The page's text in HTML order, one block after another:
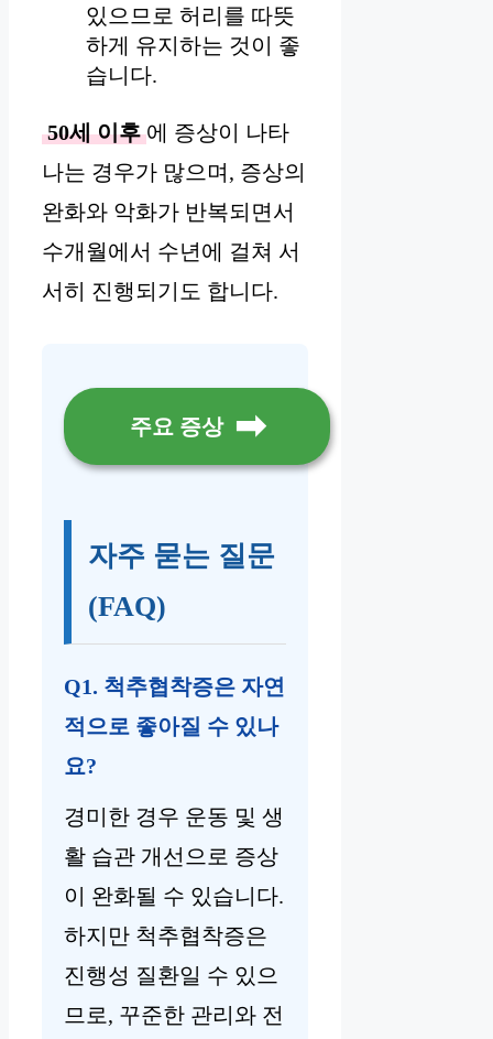
있으므로 허리를 따뜻
하게 유지하는 것이 좋
습니다.
50세 이후 에 증상이 나타
나는 경우가 많으며, 증상의
완화와 악화가 반복되면서
수개월에서 수년에 걸쳐 서
서히 진행되기도 합니다.
주요 증상
자주 묻는 질문
(FAQ)
Q1. 척추협착증은 자연
적으로 좋아질 수 있나
요?
경미한 경우 운동 및 생
활 습관 개선으로 증상
이 완화될 수 있습니다.
하지만 척추협착증은
진행성 질환일 수 있으
므로, 꾸준한 관리와 전